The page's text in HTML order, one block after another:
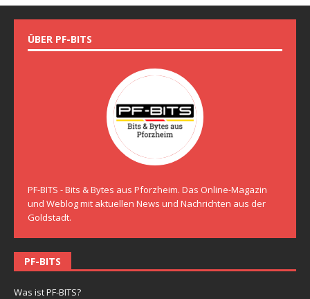
ÜBER PF-BITS
PF-BITS - Bits & Bytes aus Pforzheim. Das Online-Magazin
und Weblog mit aktuellen News und Nachrichten aus der
Goldstadt.
PF-BITS
Was ist PF-BITS?